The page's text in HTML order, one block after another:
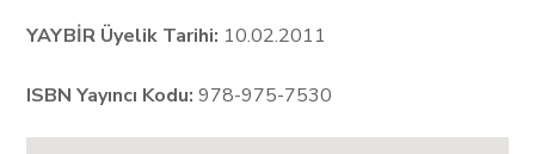
YAYBİR Üyelik Tarihi: 10.02.2011
ISBN Yayıncı Kodu: 978-975-7530